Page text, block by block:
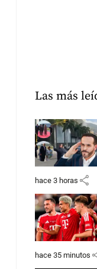
Las más
hace 3 horas share
hace 35 minutos